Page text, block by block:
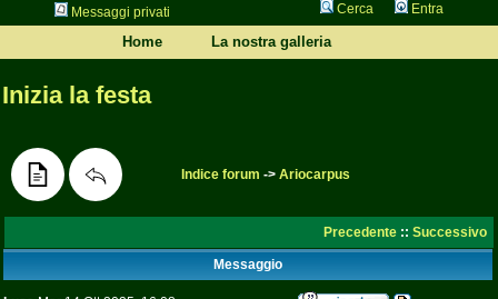
Messaggi privati
Cerca Entra
Home La nostra galleria
Inizia la festa
Indice forum -> Ariocarpus
Precedente :: Successivo
Messaggio